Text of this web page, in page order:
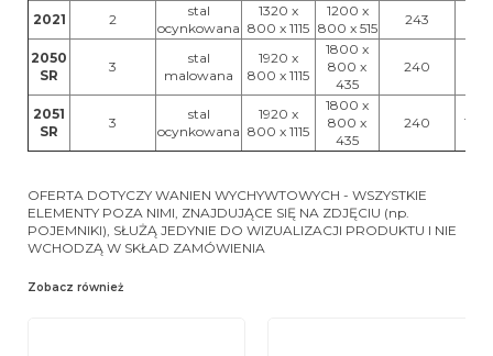
2021 2
stal
ocynkowana
1320 x
800 x 1115
1200 x
800 x 515
243
2050
SR
3
stal
malowana
1920 x
800 x 1115
1800 x
800 x
435
240
2051
SR
3
stal
ocynkowana
1920 x
800 x 1115
1800 x
800 x
435
240 103
OFERTA DOTYCZY WANIEN WYCHYWTOWYCH - WSZYSTKIE
ELEMENTY POZA NIMI, ZNAJDUJĄCE SIĘ NA ZDJĘCIU (np.
POJEMNIKI), SŁUŻĄ JEDYNIE DO WIZUALIZACJI PRODUKTU I NIE
WCHODZĄ W SKŁAD ZAMÓWIENIA
Zobacz również